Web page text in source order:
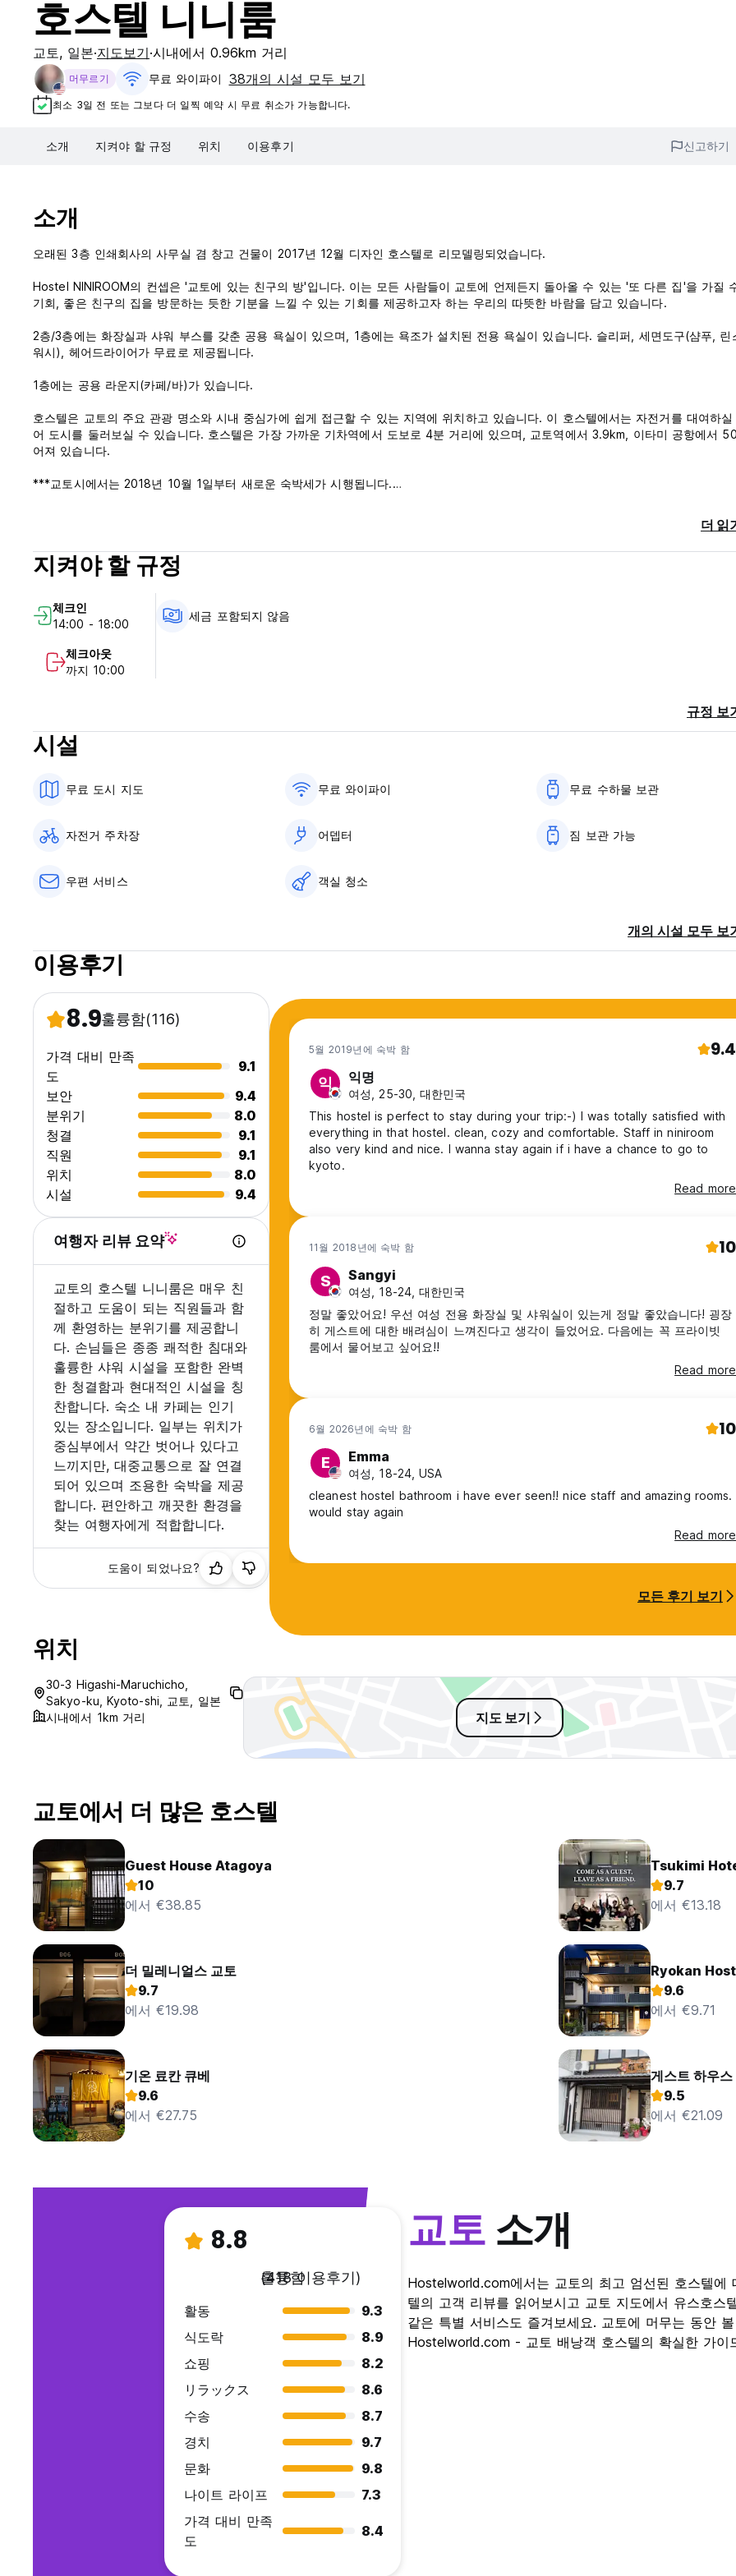
호스텔 니니룸
교토, 일본 지도보기 시내에서 0.96km 거리
머무르기 무료 와이파이 38개의 시설 모두 보기
최소 3일 전 또는 그보다 더 일찍 예약 시 무료 취소가 가능합니다.
소개 지켜야 할 규정 위치 이용후기 신고하기
소개
오래된 3층 인쇄회사의 사무실 겸 창고 건물이 2017년 12월 디자인 호스텔로 리모델링되었습니다.
Hostel NINIROOM의 컨셉은 '교토에 있는 친구의 방'입니다. 이는 모든 사람들이 교토에 언제든지 돌아올 수 있는 '또 다른 집'을 가질
기회, 좋은 친구의 집을 방문하는 듯한 기분을 느낄 수 있는 기회를 제공하고자 하는 우리의 따뜻한 바람을 담고 있습니다.
2층/3층에는 화장실과 샤워 부스를 갖춘 공용 욕실이 있으며, 1층에는 욕조가 설치된 전용 욕실이 있습니다. 슬리퍼, 세면도구(샴푸, 린
워시), 헤어드라이어가 무료로 제공됩니다.
1층에는 공용 라운지(카페/바)가 있습니다.
호스텔은 교토의 주요 관광 명소와 시내 중심가에 쉽게 접근할 수 있는 지역에 위치하고 있습니다. 이 호스텔에서는 자전거를 대여하
어 도시를 둘러보실 수 있습니다. 호스텔은 가장 가까운 기차역에서 도보로 4분 거리에 있으며, 교토역에서 3.9km, 이타미 공항에서
어져 있습니다.
***교토시에서는 2018년 10월 1일부터 새로운 숙박세가 시행됩니다.
더 읽
지켜야 할 규정
체크인
14:00 - 18:00
체크아웃
까지 10:00
세금 포함되지 않음
규정 보
시설
무료 도시 지도 무료 와이파이 무료 수하물 보관
자전거 주차장 어뎁터 짐 보관 가능
우편 서비스 객실 청소
개의 시설 모두 보
이용후기
8.9훌륭함(116)
가격 대비 만족
도
9.1
보안
9.4
분위기
8.0
청결
9.1
직원
9.1
위치
8.0
시설
9.4
여행자 리뷰 요약
교토의 호스텔 니니룸은 매우 친
절하고 도움이 되는 직원들과 함
께 환영하는 분위기를 제공합니
다. 손님들은 종종 쾌적한 침대와
훌륭한 샤워 시설을 포함한 완벽
한 청결함과 현대적인 시설을 칭
찬합니다. 숙소 내 카페는 인기
있는 장소입니다. 일부는 위치가
중심부에서 약간 벗어나 있다고
느끼지만, 대중교통으로 잘 연결
되어 있으며 조용한 숙박을 제공
합니다. 편안하고 깨끗한 환경을
찾는 여행자에게 적합합니다.
도움이 되었나요?
5월 2019년에 숙박 함 9.4
익 익명
여성, 25-30, 대한민국
This hostel is perfect to stay during your trip:-) I was totally satisfied with
everything in that hostel. clean, cozy and comfortable. Staff in niniroom
also very kind and nice. I wanna stay again if i have a chance to go to
kyoto.
Read more
11월 2018년에 숙박 함 10
S Sangyi
여성, 18-24, 대한민국
정말 좋았어요! 우선 여성 전용 화장실 및 샤워실이 있는게 정말 좋았습니다! 굉장
히 게스트에 대한 배려심이 느껴진다고 생각이 들었어요. 다음에는 꼭 프라이빗
룸에서 물어보고 싶어요!!
Read more
6월 2026년에 숙박 함 10
E Emma
여성, 18-24, USA
cleanest hostel bathroom i have ever seen!! nice staff and amazing rooms.
would stay again
Read more
모든 후기 보기
위치
30-3 Higashi-Maruchicho,
Sakyo-ku, Kyoto-shi, 교토, 일본
시내에서 1km 거리
지도 보기
교토에서 더 많은 호스텔
Guest House Atagoya
10
에서 €38.85
Tsukimi
9.7
에서 €13.18
더 밀레니얼스 교토
9.7
에서 €19.98
Ryokan
9.6
에서 €9.71
기온 료칸 큐베
9.6
에서 €27.75
게스트 하우
9.5
에서 €21.09
8.8
훌륭함
(418 이용후기)
활동
9.3
식도락
8.9
쇼핑
8.2
リラックス
8.6
수송
8.7
경치
9.7
문화
9.8
나이트 라이프
7.3
가격 대비 만족
도
8.4
교토 소개
Hostelworld.com에서는 교토의 최고 엄선된 호스텔
텔의 고객 리뷰를 읽어보시고 교토 지도에서 유스호
같은 특별 서비스도 즐겨보세요. 교토에 머무는 동안
Hostelworld.com - 교토 배낭객 호스텔의 확실한 가이